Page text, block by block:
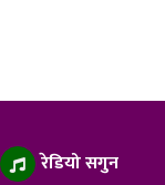
रेडियो सगुन